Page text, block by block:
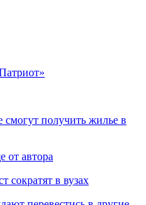
смогут получить жилье в
от автора
сократят в вузах